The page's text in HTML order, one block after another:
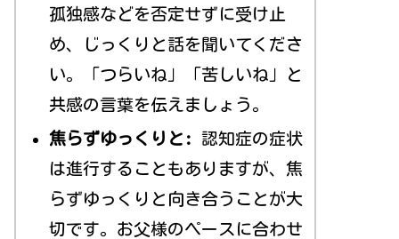
孤独感などを否定せずに受け止
め、じっくりと話を聞いてくださ
い。「つらいね」「苦しいね」と
共感の言葉を伝えましょう。
焦らずゆっくりと: 認知症の症状
は進行することもありますが、焦
らずゆっくりと向き合うことが大
切です。お父様のペースに合わせ